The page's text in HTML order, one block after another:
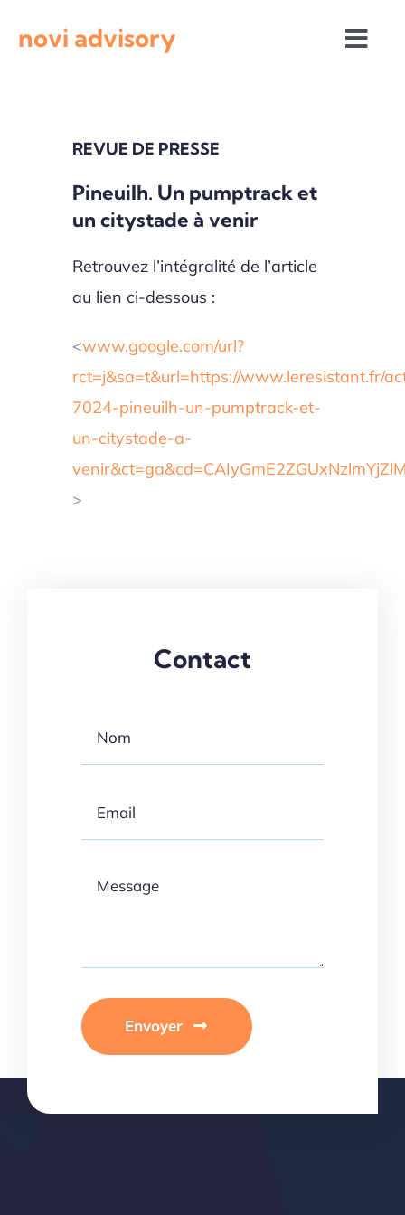
novi advisory
Actualités institutionnelles
Appels à projets
REVUE DE PRESSE
Pineuilh. Un pumptrack et
un citystade à venir
Retrouvez l’intégralité de l’article
au lien ci-dessous :
<www.google.com/url?
rct=j&sa=t&url=https://www.leresistant.fr/
7024-pineuilh-un-pumptrack-et-
un-citystade-a-
>
Contact
Envoyer